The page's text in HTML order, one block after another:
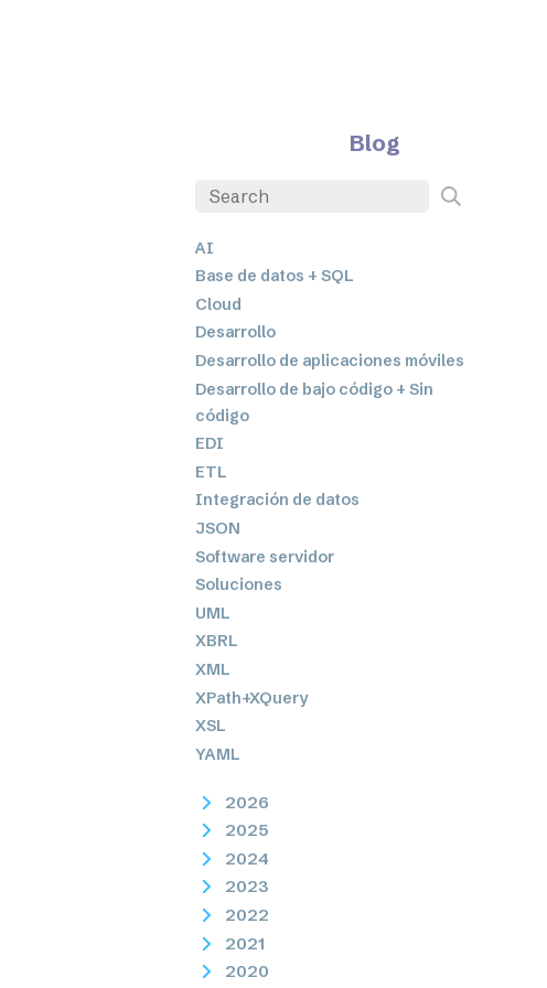
Blog
AI
Base de datos + SQL
Cloud
Desarrollo
Desarrollo de aplicaciones móviles
Desarrollo de bajo código + Sin
código
EDI
ETL
Integración de datos
JSON
Software servidor
Soluciones
UML
XBRL
XML
XPath+XQuery
XSL
YAML
2026
2025
2024
2023
2022
2021
2020